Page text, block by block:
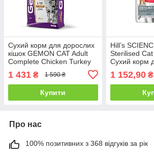
Сухий корм для дорослих
кішок GEMON CAT Adult
Complete Chicken Turkey
1 431 ₴ 1 590 ₴
Купити
Hill’s
Sterilised
Сухий корм
лососем -
1 152,90₴
Про нас
100% позитивних з 368 відгуків за рік